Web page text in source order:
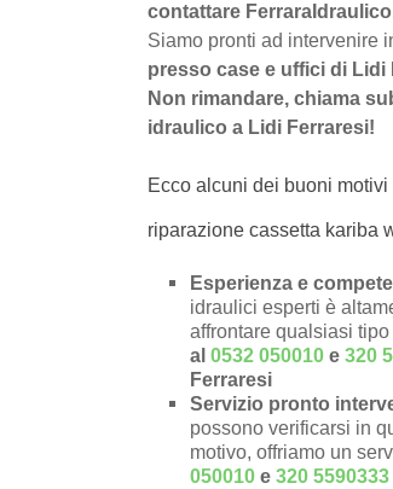
contattare
Siamo pronti ad intervenire
presso case e uffici di Lidi
Non rimandare, chiama
idraulico a Lidi Ferraresi!
Ecco alcuni dei buoni
riparazione cassetta kariba
Esperienza e
idraulici esperti è
affrontare qualsiasi
al 0532 050010 e 320
Ferraresi
Servizio pronto
possono verificarsi in
motivo, offriamo un
050010 e 320 5590333